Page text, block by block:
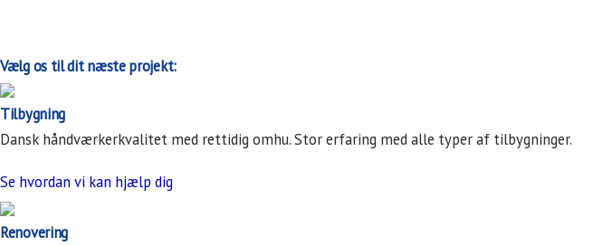
Vælg os til dit næste projekt:
Tilbygning
Dansk håndværkerkvalitet med rettidig omhu.Stor erfaring med alle typer af tilbygninger.
Se hvordan vi kan hjælp dig
Renovering